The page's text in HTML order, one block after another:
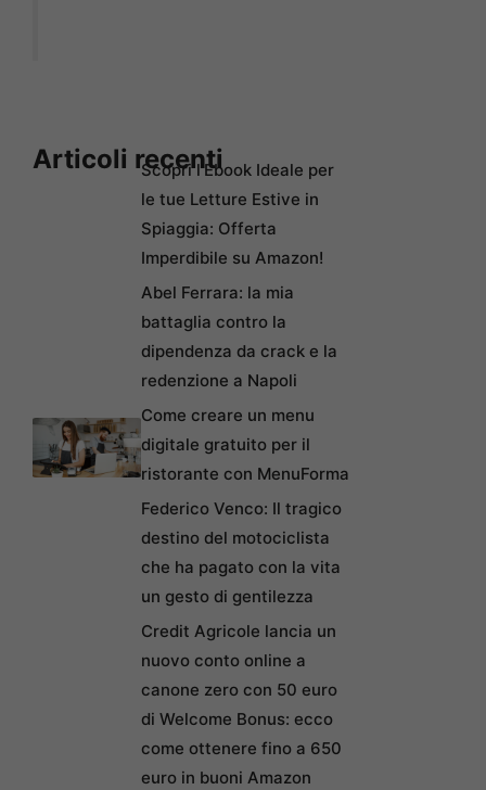
Articoli recentiScopri l’Ebook Ideale per
le tue Letture Estive in
Spiaggia: Offerta
Imperdibile su Amazon!
Abel Ferrara: la mia
battaglia contro la
dipendenza da crack e la
redenzione a Napoli
Come creare un menu
digitale gratuito per il
ristorante con MenuForma
Federico Venco: Il tragico
destino del motociclista
che ha pagato con la vita
un gesto di gentilezza
Credit Agricole lancia un
nuovo conto online a
canone zero con 50 euro
di Welcome Bonus: ecco
come ottenere fino a 650
euro in buoni Amazon